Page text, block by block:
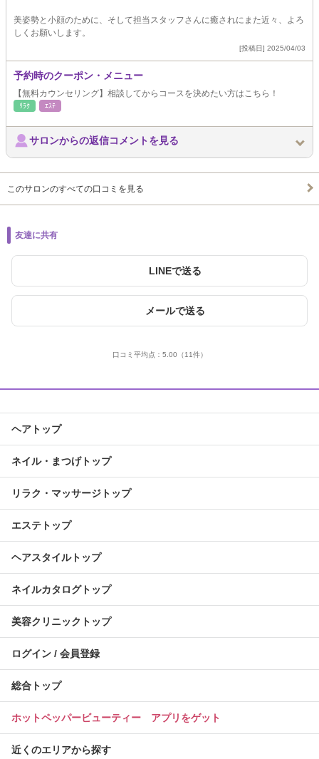
美姿勢と小顔のために、そして担当スタッフさんに癒されにまた近々、よろ
しくお願いします。
[投稿日] 2025/04/03
予約時のクーポン・メニュー
【無料カウンセリング】相談してからコースを決めたい方はこちら！
ﾘﾗｸ ｴｽﾃ
サロンからの返信コメントを見る
このサロンのすべての口コミを見る
友達に共有
LINEで送る
メールで送る
口コミ平均点： 5.00 （11件）
ヘアトップ
ネイル・まつげトップ
リラク・マッサージトップ
エステトップ
ヘアスタイルトップ
ネイルカタログトップ
美容クリニックトップ
ログイン / 会員登録
総合トップ
ホットペッパービューティー アプリをゲット
近くのエリアから探す